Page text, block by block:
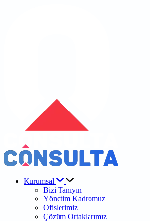
Kurumsal
Bizi Tanıyın
Yönetim Kadromuz
Ofislerimiz
Çözüm Ortaklarımız